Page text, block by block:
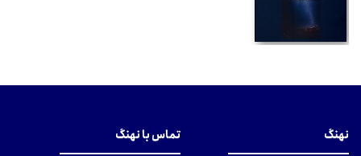
نهنگ تماس با نهنگ